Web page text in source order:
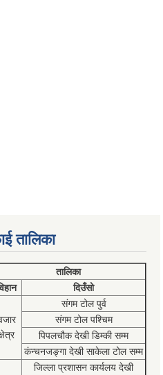
तालिका
तालिका
दिउँसो
संगम टोल पुर्व
संगम टोल पश्चिम
पिपलचौक देखी डिम्की सम्म
कंन्चनजङ्गा देखी साकेला टोल सम्म
जिल्ला प्रशासन कार्यलय देखी